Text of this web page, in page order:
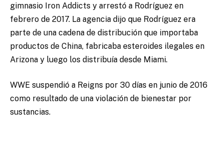
gimnasio Iron Addicts y arrestó a Rodríguez en
febrero de 2017. La agencia dijo que Rodríguez era
parte de una cadena de distribución que importaba
productos de China, fabricaba esteroides ilegales en
Arizona y luego los distribuía desde Miami.
WWE suspendió a Reigns por 30 días en junio de 2016
como resultado de una violación de bienestar por
sustancias.